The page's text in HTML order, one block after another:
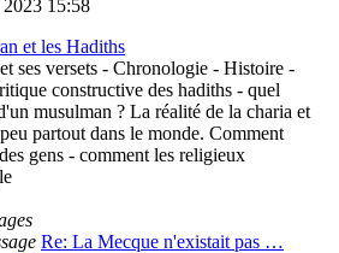
message
2023 15:58
et les Hadiths
ses versets - Chronologie - Histoire -
constructive des hadiths - quel
musulman ? La réalité de la charia et
partout dans le monde. Comment
gens - comment les religieux
Re: La Mecque n'existait pas …